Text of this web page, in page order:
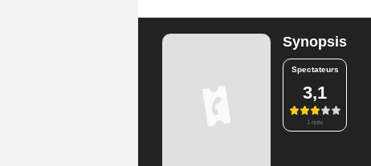
Synopsis
Spectateurs
3,1
1 note